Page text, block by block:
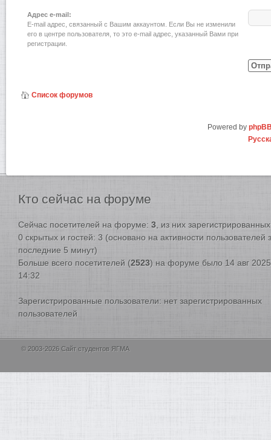
Адрес e-mail:
E-mail адрес, связанный с Вашим аккаунтом. Если Вы не изменили
его в центре пользователя, то это e-mail адрес, указанный Вами при
регистрации.
Список форумов
Powered by
Кто сейчас на форуме
Сейчас посетителей на форуме: 3 , из них
0 скрытых и гостей: 3 (основано на активности пользователей
последние 5 минут)
Больше всего посетителей (2523) на форуме было 14 авг
14:32
Зарегистрированные пользователи: нет зарегистрированных
пользователей
© 2003-2026 Сайт студентов ЯГМА